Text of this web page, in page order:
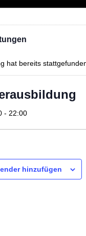
hat bereits
- 22:00
hinzufügen